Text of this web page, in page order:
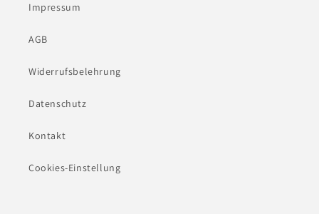
Impressum
AGB
Widerrufsbelehrung
Datenschutz
Kontakt
Cookies-Einstellung